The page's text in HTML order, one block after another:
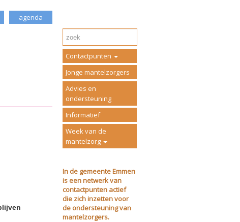
agenda
Contactpunten
Jonge mantelzorgers
Advies en
ondersteuning
Informatief
Week van de
mantelzorg
In de gemeente Emmen
is een netwerk van
contactpunten actief
die zich inzetten voor
de ondersteuning van
mantelzorgers.